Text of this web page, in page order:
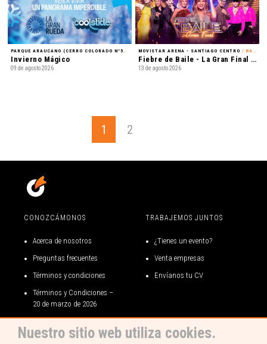
/ FAMILIA
Invierno Mágico
09 de agosto 2026
MOVISTAR ARENA - SANTIAGO CENTRO / BAILE
Fiebre de Baile - La Gran Final en Vivo
13 de agosto 2026
1 2
Nuestro sitio web utiliza cookies.
CONOZCÁMONOS
Acerca de nosotros
Preguntas frecuentes
Términos y condiciones
Términos y Condiciones –
20 de marzo de 2026
Términos y condiciones gift
card
TRABAJEMOS JUNTOS
¿Tienes un evento?
Venta empresas
Envíanos tu CV